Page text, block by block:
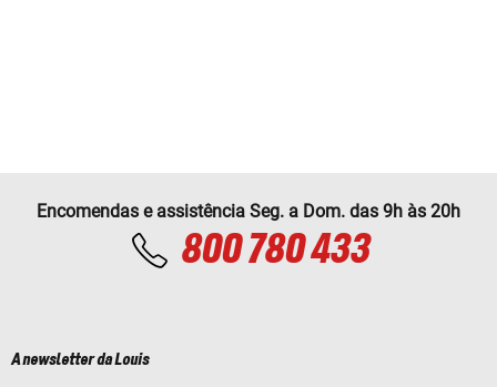
Encomendas e assistência Seg. a Dom. das 9h às 20h
800 780 433
A newsletter da Louis